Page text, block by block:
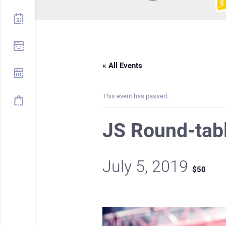
« All Events
This event has passed.
JS Round-
July 5, 2019 $50